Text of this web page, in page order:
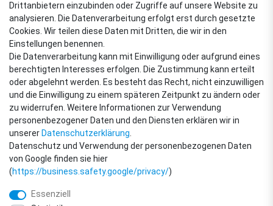
VERSANDARTEN
ZAHLUNGSARTEN
Drittanbietern einzubinden oder Zugriffe auf unsere Website zu
analysieren. Die Datenverarbeitung erfolgt erst durch gesetzte
Cookies. Wir teilen diese Daten mit Dritten, die wir in den
Einstellungen benennen.
Die Datenverarbeitung kann mit Einwilligung oder aufgrund eines
berechtigten Interesses erfolgen. Die Zustimmung kann erteilt
oder abgelehnt werden. Es besteht das Recht, nicht einzuwilligen
und die Einwilligung zu einem späteren Zeitpunkt zu ändern oder
zu widerrufen. Weitere Informationen zur Verwendung
personenbezogener Daten und den Diensten erklären wir in
unserer Daten­schutz­erklärung
Datenschutz und Verwendung der personenbezogenen Daten
von Google finden sie hier
(https://business.safety.google/privacy/)
Essenziell